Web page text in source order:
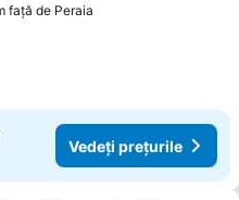
faţă de Peraia
Vedeți prețurile